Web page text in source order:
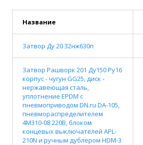
Название
Затвор Ду 20 32нж630п
Затвор Рашворк 201 Ду150 Ру16
корпус - чугун GG25, диск -
нержавеющая сталь,
уплотнение EPDM с
пневмоприводом DN.ru DA-105,
пневмораспределителем
4M310-08 220В, блоком
концевых выключателей APL-
210N и ручным дублером HDM-3